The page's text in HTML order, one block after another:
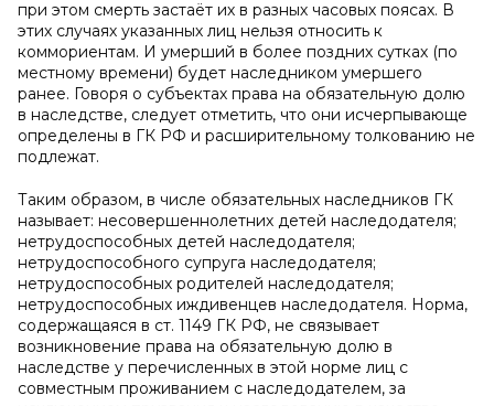
при этом смерть застаёт их в разных часовых поясах. В
этих случаях указанных лиц нельзя относить к
коммориентам. И умерший в более поздних сутках (по
местному времени) будет наследником умершего
ранее. Говоря о субъектах права на обязательную долю
в наследстве, следует отметить, что они исчерпывающе
определены в ГК РФ и расширительному толкованию не
подлежат.
Таким образом, в числе обязательных наследников ГК
называет: несовершеннолетних детей наследодателя;
нетрудоспособных детей наследодателя;
нетрудоспособного супруга наследодателя;
нетрудоспособных родителей наследодателя;
нетрудоспособных иждивенцев наследодателя. Норма,
содержащаяся в ст. 1149 ГК РФ, не связывает
возникновение права на обязательную долю в
наследстве у перечисленных в этой норме лиц с
совместным проживанием с наследодателем, за